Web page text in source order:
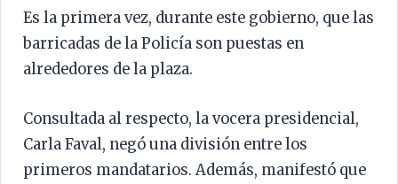
Es la primera vez, durante este gobierno, que las
barricadas de la Policía son puestas en
alrededores de la plaza.
Consultada al respecto, la vocera presidencial,
Carla Faval, negó una división entre los
primeros mandatarios. Además, manifestó que